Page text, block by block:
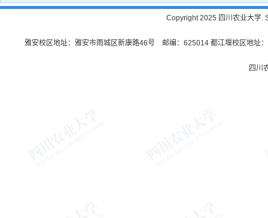
Copyright 2025 四川农业大学.
雅安校区地址：雅安市雨城区新康路46号 邮编：625014 都江堰校区地址
四川